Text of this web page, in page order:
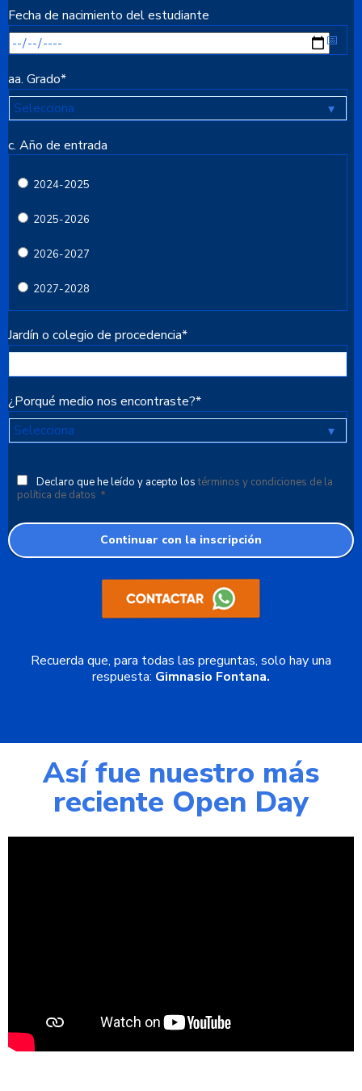
Fecha de nacimiento del estudiante
aa. Grado*
c. Año de entrada
2024-2025
2025-2026
2026-2027
2027-2028
Jardín o colegio de procedencia*
¿Porqué medio nos encontraste?*
Declaro que he leído y acepto lostérminos y condiciones de la
política de datos *
Recuerda que, para todas las preguntas, solo hay una
respuesta: Gimnasio Fontana.
Así fue nuestro más
reciente Open Day